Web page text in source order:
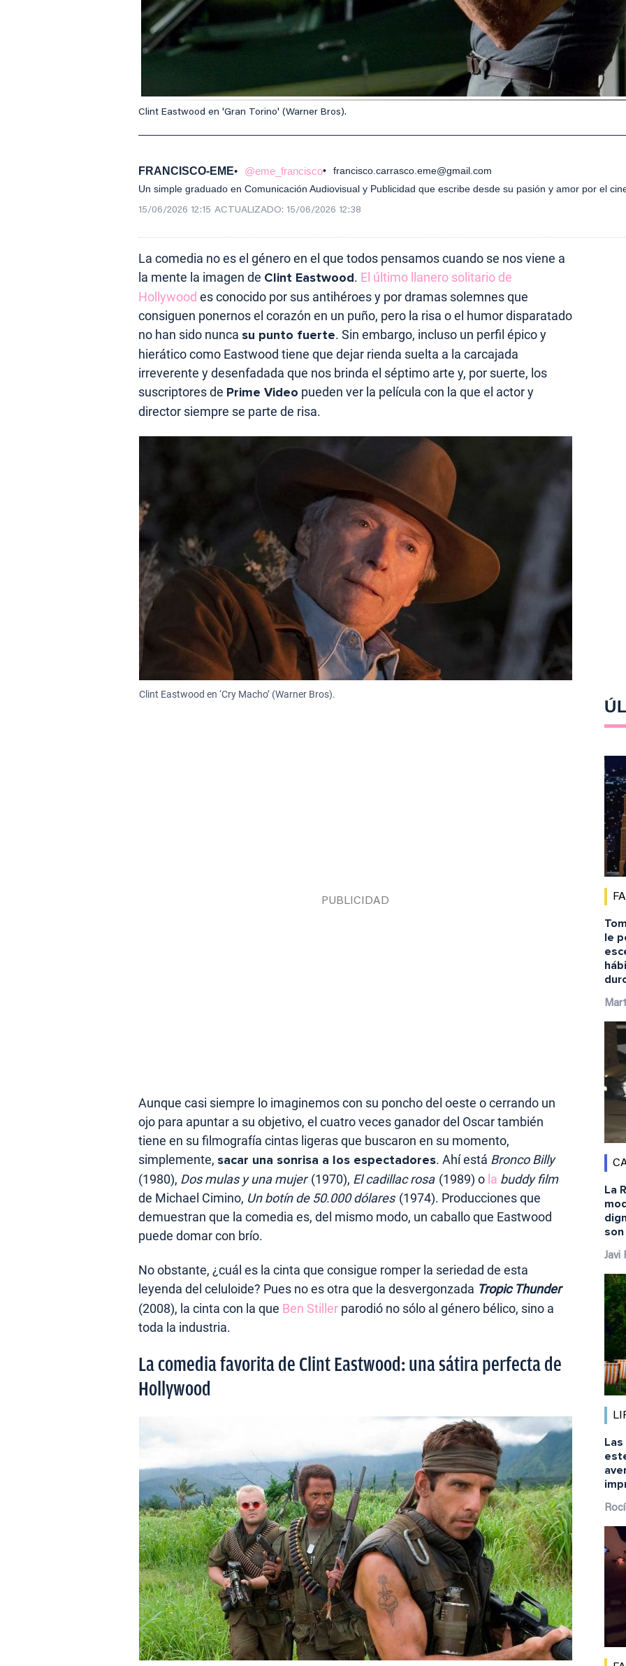
Clint Eastwood en 'Gran Torino' (Warner Bros).
FRANCISCO-EME @eme_francisco
francisco.carrasco.eme@gmail.com
Un simple graduado en Comunicación Audiovisual y Publicidad que escribe desde su pasión y amor por el
15/06/2026 12:15 ACTUALIZADO: 15/06/2026 12:38
La comedia no es el género en el que todos pensamos cuando se nos viene a
la mente la imagen de Clint Eastwood. El último llanero solitario de
Hollywood es conocido por sus antihéroes y por dramas solemnes que
consiguen ponernos el corazón en un puño, pero la risa o el humor disparatado
no han sido nunca su punto fuerte. Sin embargo, incluso un perfil épico y
hierático como Eastwood tiene que dejar rienda suelta a la carcajada
irreverente y desenfadada que nos brinda el séptimo arte y, por suerte, los
suscriptores de Prime Video pueden ver la película con la que el actor y
director siempre se parte de risa.
Clint Eastwood en ‘Cry Macho’ (Warner Bros).
Aunque casi siempre lo imaginemos con su poncho del oeste o cerrando un
ojo para apuntar a su objetivo, el cuatro veces ganador del Oscar también
tiene en su filmografía cintas ligeras que buscaron en su momento,
simplemente, sacar una sonrisa a los espectadores. Ahí está Bronco Billy
(1980), Dos mulas y una mujer(1970), El cadillac rosa (1989) o la buddy film
de Michael Cimino, Un botín de 50.000 dólares (1974). Producciones que
demuestran que la comedia es, del mismo modo, un caballo que Eastwood
puede domar con brío.
No obstante, ¿cuál es la cinta que consigue romper la seriedad de esta
leyenda del celuloide? Pues no es otra que la desvergonzada Tropic Thunder
(2008), la cinta con la que Ben Stiller parodió no sólo al género bélico, sino a
toda la industria.
La comedia favorita de Clint Eastwood: una sátira perfecta de
Hollywood
le
La
Javi